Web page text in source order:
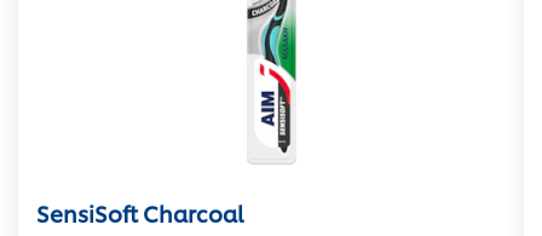
SensiSoft Charcoal